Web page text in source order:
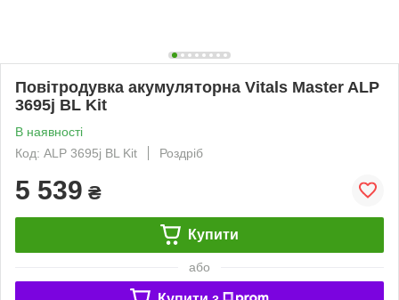
Повітродувка акумуляторна Vitals Master ALP
3695j BL Kit
В наявності
Код: ALP 3695j BL Kit
Роздріб
5 539 ₴
Купити
або